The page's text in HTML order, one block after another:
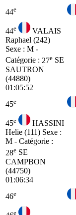
44e
44e
VALAIS
Raphael (242)
Sexe : M -
Catégorie : 27e SE
SAUTRON
(44880)
01:05:52
45e
45e
HASSINI
Helie (111) Sexe :
M - Catégorie :
28e SE
CAMPBON
(44750)
01:06:34
46e
e